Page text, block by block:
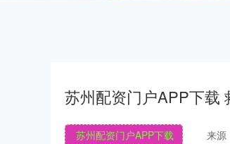
苏州配资门户APP下载
苏州配资门户APP下载 来源